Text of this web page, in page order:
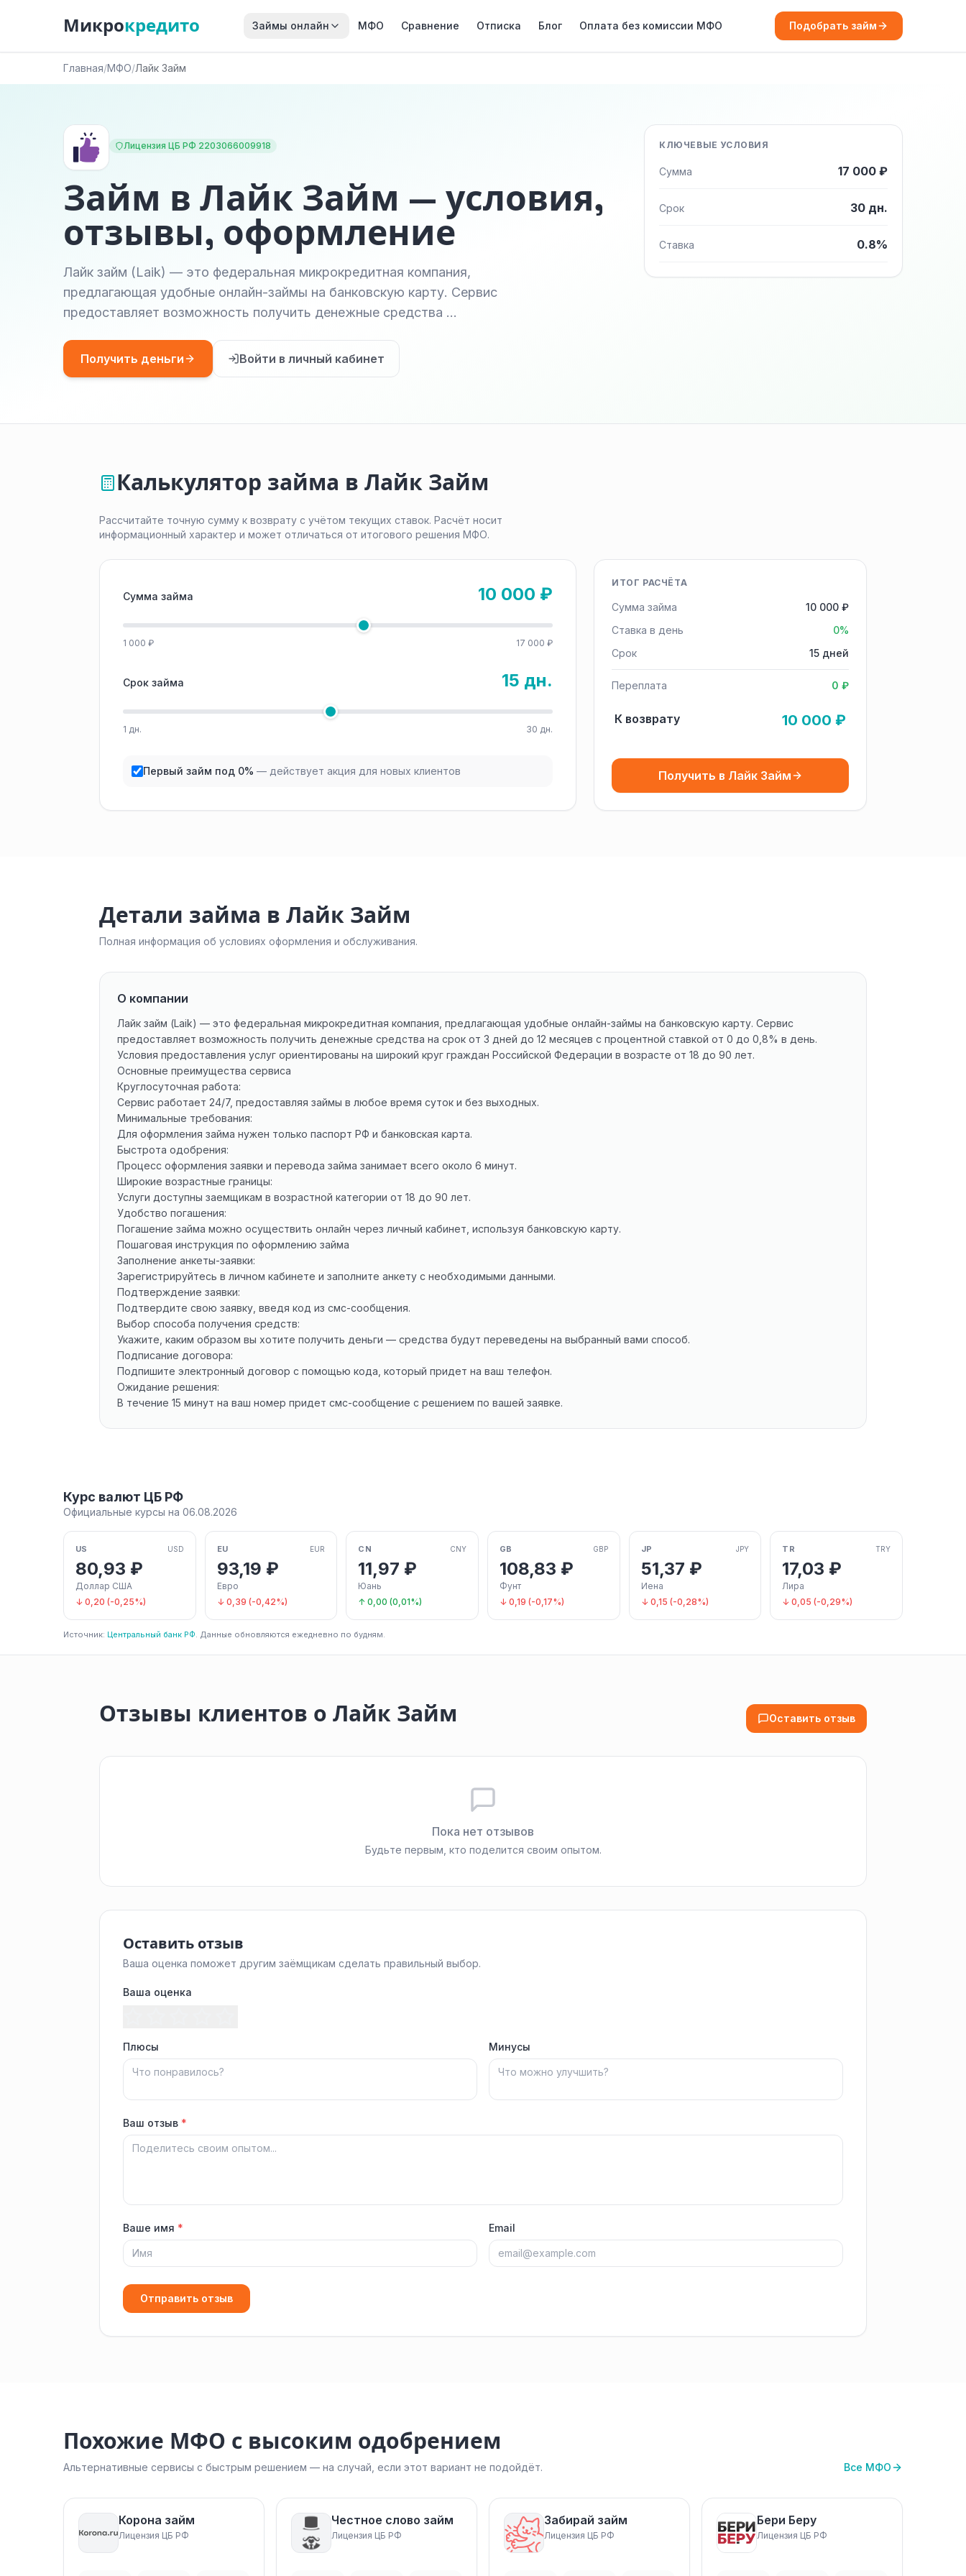
Микрокредито Займы онлайн МФО Сравнение Отписка Блог Оплата без комиссии МФО Подобрать займ
Главная/МФО/Лайк Займ
Лицензия ЦБ РФ 2203066009918
Займ в Лайк Займ — условия,
отзывы, оформление
Лайк займ (Laik) — это федеральная микрокредитная компания,
предлагающая удобные онлайн-займы на банковскую карту. Сервис
предоставляет возможность получить денежные средства …
Получить деньги Войти в личный кабинет
КЛЮЧЕВЫЕ УСЛОВИЯ
Сумма 17 000 ₽
Срок 30 дн.
Ставка 0.8%
Калькулятор займа в Лайк Займ
Рассчитайте точную сумму к возврату с учётом текущих ставок. Расчёт носит
информационный характер и может отличаться от итогового решения МФО.
Сумма займа 10 000 ₽
1 000 ₽ 17 000 ₽
Срок займа 15 дн.
1 дн. 30 дн.
Первый займ под 0% — действует акция для новых клиентов
ИТОГ РАСЧЁТА
Сумма займа
10 000 ₽
Ставка в день
0%
Срок
15 дней
Переплата 0 ₽
К возврату 10 000 ₽
Получить в Лайк Займ
Детали займа в Лайк Займ
Полная информация об условиях оформления и обслуживания.
О компании
Лайк займ (Laik) — это федеральная микрокредитная компания, предлагающая удобные онлайн-займы на банковскую карту. Сервис
предоставляет возможность получить денежные средства на срок от 3 дней до 12 месяцев с процентной ставкой от 0 до 0,8% в день.
Условия предоставления услуг ориентированы на широкий круг граждан Российской Федерации в возрасте от 18 до 90 лет.
Основные преимущества сервиса
Круглосуточная работа:
Сервис работает 24/7, предоставляя займы в любое время суток и без выходных.
Минимальные требования:
Для оформления займа нужен только паспорт РФ и банковская карта.
Быстрота одобрения:
Процесс оформления заявки и перевода займа занимает всего около 6 минут.
Широкие возрастные границы:
Услуги доступны заемщикам в возрастной категории от 18 до 90 лет.
Удобство погашения:
Погашение займа можно осуществить онлайн через личный кабинет, используя банковскую карту.
Пошаговая инструкция по оформлению займа
Заполнение анкеты-заявки:
Зарегистрируйтесь в личном кабинете и заполните анкету с необходимыми данными.
Подтверждение заявки:
Подтвердите свою заявку, введя код из смс-сообщения.
Выбор способа получения средств:
Укажите, каким образом вы хотите получить деньги — средства будут переведены на выбранный вами способ.
Подписание договора:
Подпишите электронный договор с помощью кода, который придет на ваш телефон.
Ожидание решения:
В течение 15 минут на ваш номер придет смс-сообщение с решением по вашей заявке.
Курс валют ЦБ РФ
Официальные курсы на 06.08.2026
US USD
80,93 ₽
Доллар США
↓ 0,20 (-0,25%)
EU EUR
93,19 ₽
Евро
↓ 0,39 (-0,42%)
CN CNY
11,97 ₽
Юань
↑ 0,00 (0,01%)
GB GBP
108,83 ₽
Фунт
↓ 0,19 (-0,17%)
JP JPY
51,37 ₽
Иена
↓ 0,15 (-0,28%)
TR TRY
17,03 ₽
Лира
↓ 0,05 (-0,29%)
Источник: Центральный банк РФ. Данные обновляются ежедневно по будням.
Отзывы клиентов о Лайк Займ Оставить отзыв
Пока нет отзывов
Будьте первым, кто поделится своим опытом.
Оставить отзыв
Ваша оценка поможет другим заёмщикам сделать правильный выбор.
Ваша оценка
Плюсы Минусы
Ваш отзыв *
Ваше имя * Email
Отправить отзыв
Похожие МФО с высоким одобрением
Альтернативные сервисы с быстрым решением — на случай, если этот вариант не подойдёт. Все МФО
Корона займ
Лицензия ЦБ РФ
Честное слово займ
Лицензия ЦБ РФ
Забирай займ
Лицензия ЦБ РФ
Бери Беру
Лицензия ЦБ РФ